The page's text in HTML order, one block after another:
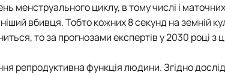
менструального циклу, в тому числі і
вбивця. Тобто кожних 8 секунд на земній
то за прогнозами експертів у 2030 році з
репродуктивна функція людини. Згідно